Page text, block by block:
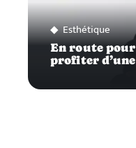
Esthétique
En route
profiter